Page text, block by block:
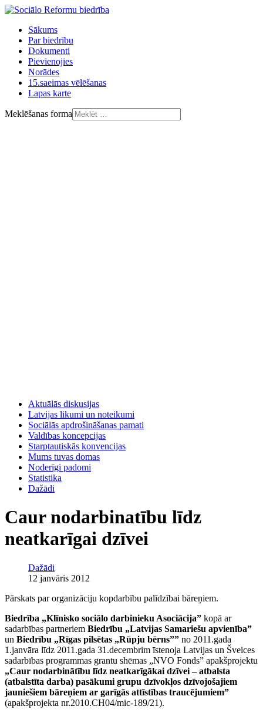
Sākums
Par biedrību
Dokumenti
Pievienojies
Norādes
15.saeimas vēlēšanas
Lapas karte
Meklēšanas forma
Aktuālās diskusijas
Latvijas likumi un noteikumi
Sociālās apdrošināšanas pamati
Valdības koncepcijas
Starptautiskās konvencijas
Mums tuvas domas
Noderīgi padomi
Statistika
Dažādi
Caur nodarbinatību līdz
neatkarīgai dzīvei
Dažādi
12 janvāris 2012
Pārskats par organizāciju kopdarbību palīdzībai bāreņiem.
Biedrība „Klīnisko sociālo darbinieku Asociācija” kopā ar
sadarbības partneriem Biedrību „Latvijas Samariešu apvienība”
un Biedrību „Rīgas pilsētas „Rūpju bērns”” no 2011.gada
1.janvāra līdz 2011.gada 31.decembrim īstenoja Latvijas un Šveices
sadarbības programmas grantu shēmas „NVO Fonds” apakšprojektu
„Caur nodarbinātību līdz neatkarīgākai dzīvei – atbalsta
(atbalstīta darba) pasākumi grupu dzīvokļos dzīvojošajiem
jauniešiem bāreņiem ar garīgās attīstības traucējumiem”
(apakšprojekta nr.2010.CH04/mic-189/21).